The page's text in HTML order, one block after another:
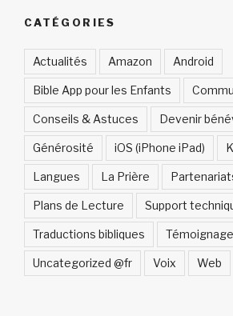
CATÉGORIES
Actualités Amazon Android
Bible App pour les Enfants
Conseils & Astuces Devenir
Générosité iOS (iPhone iPad)
Langues La Prière
Plans de Lecture Support
Traductions bibliques
Uncategorized @fr Voix Web